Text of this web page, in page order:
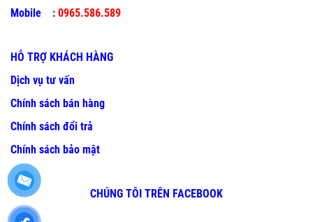
Mobile : 0965.586.589
HỖ TRỢ KHÁCH HÀNG
Dịch vụ tư vấn
Chính sách bán hàng
Chính sách đổi trả
Chính sách bảo mật
CHÚNG TÔI TRÊN FACEBOOK